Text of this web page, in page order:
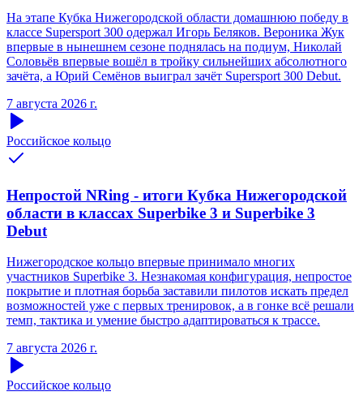
На этапе Кубка Нижегородской области домашнюю победу в
классе Supersport 300 одержал Игорь Беляков. Вероника Жук
впервые в нынешнем сезоне поднялась на подиум, Николай
Соловьёв впервые вошёл в тройку сильнейших абсолютного
зачёта, а Юрий Семёнов выиграл зачёт Supersport 300 Debut.
7 августа 2026 г.
Российское кольцо
Непростой NRing - итоги Кубка Нижегородской
области в классах Superbike 3 и Superbike 3
Debut
Нижегородское кольцо впервые принимало многих
участников Superbike 3. Незнакомая конфигурация, непростое
покрытие и плотная борьба заставили пилотов искать предел
возможностей уже с первых тренировок, а в гонке всё решали
темп, тактика и умение быстро адаптироваться к трассе.
7 августа 2026 г.
Российское кольцо